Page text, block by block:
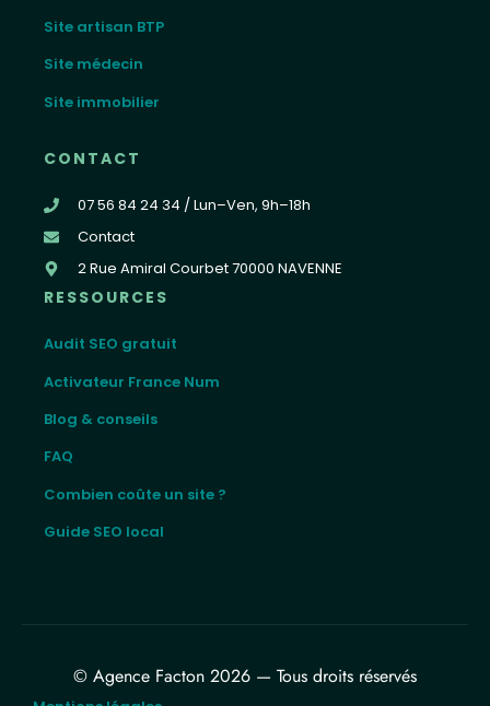
Site artisan BTP
Site médecin
Site immobilier
CONTACT
07 56 84 24 34 / Lun–Ven, 9h–18h
Contact
2 Rue Amiral Courbet 70000 NAVENNE
RESSOURCES
Audit SEO gratuit
Activateur France Num
Blog & conseils
FAQ
Combien coûte un site ?
Guide SEO local
© Agence Facton 2026 — Tous droits réservés